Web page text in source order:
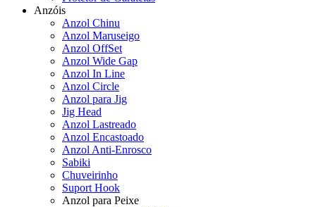
Anzóis
Anzol Chinu
Anzol Maruseigo
Anzol OffSet
Anzol Wide Gap
Anzol In Line
Anzol Circle
Anzol para Jig
Jig Head
Anzol Lastreado
Anzol Encastoado
Anzol Anti-Enrosco
Sabiki
Chuveirinho
Suport Hook
Anzol para Peixe